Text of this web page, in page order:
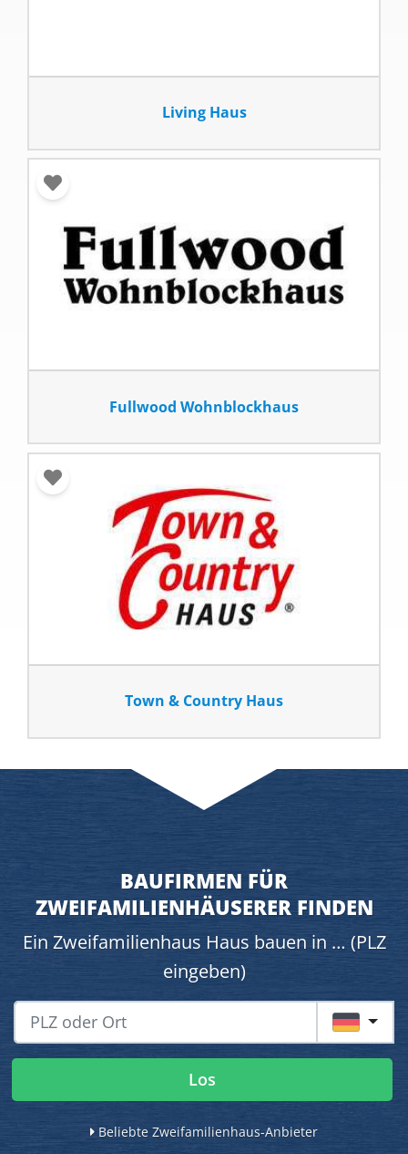
Living Haus
Fullwood Wohnblockhaus
Town & Country Haus
BAUFIRMEN FÜR
ZWEIFAMILIENHÄUSERER FINDEN
Ein Zweifamilienhaus Haus bauen in … (PLZ
eingeben)
DE
Los
Beliebte Zweifamilienhaus-Anbieter